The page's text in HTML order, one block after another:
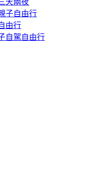
天兩夜
子自由行
由行
自駕自由行